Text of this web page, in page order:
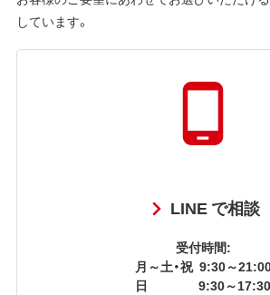
しています。
LINE で相談
受付時間:
月～土・祝 9:30～
日
9:30～17:30